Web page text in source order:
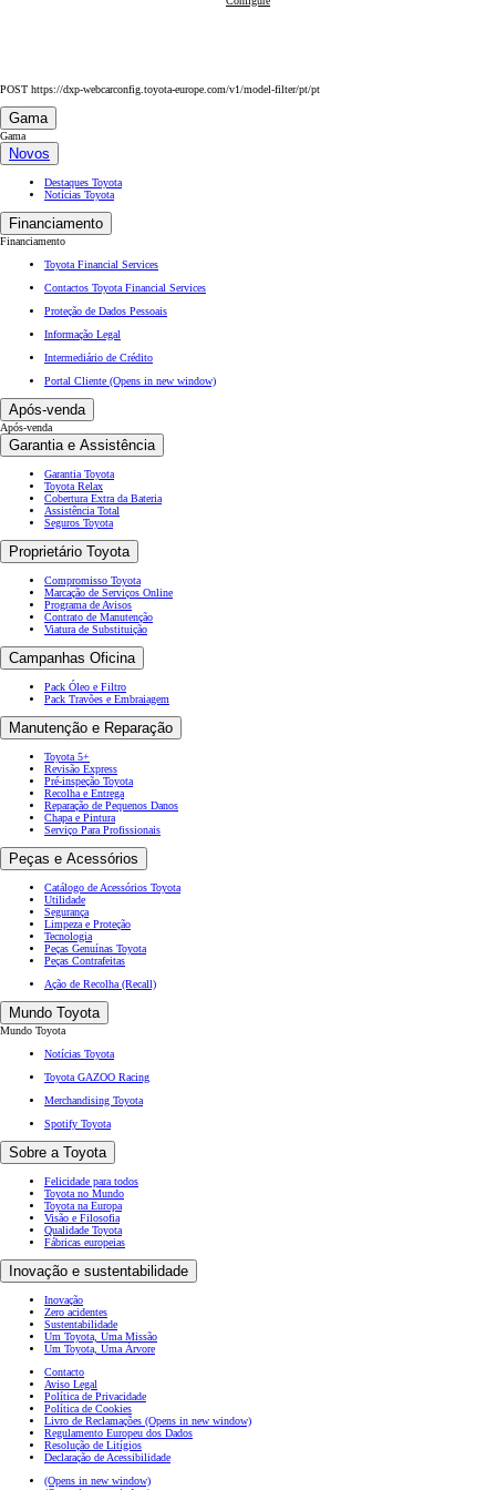
POST https://dxp-webcarconfig.toyota-europe.com/v1/model-filter/pt/pt
Gama
Gama
Novos
Destaques Toyota
Notícias Toyota
Financiamento
Financiamento
Toyota Financial Services
Contactos Toyota Financial Services
Proteção de Dados Pessoais
Informação Legal
Intermediário de Crédito
Portal Cliente (Opens in new window)
Após-venda
Após-venda
Garantia e Assistência
Garantia Toyota
Toyota Relax
Cobertura Extra da Bateria
Assistência Total
Seguros Toyota
Proprietário Toyota
Compromisso Toyota
Marcação de Serviços Online
Programa de Avisos
Contrato de Manutenção
Viatura de Substituição
Campanhas Oficina
Pack Óleo e Filtro
Pack Travões e Embraiagem
Manutenção e Reparação
Toyota 5+
Revisão Express
Pré-inspeção Toyota
Recolha e Entrega
Reparação de Pequenos Danos
Chapa e Pintura
Serviço Para Profissionais
Peças e Acessórios
Catálogo de Acessórios Toyota
Utilidade
Segurança
Limpeza e Proteção
Tecnologia
Peças Genuínas Toyota
Peças Contrafeitas
Ação de Recolha (Recall)
Mundo Toyota
Mundo Toyota
Notícias Toyota
Toyota GAZOO Racing
Merchandising Toyota
Spotify Toyota
Sobre a Toyota
Felicidade para todos
Toyota no Mundo
Toyota na Europa
Visão e Filosofia
Qualidade Toyota
Fábricas europeias
Inovação e sustentabilidade
Inovação
Zero acidentes
Sustentabilidade
Um Toyota, Uma Missão
Um Toyota, Uma Árvore
Contacto
Aviso Legal
Política de Privacidade
Política de Cookies
Livro de Reclamações (Opens in new window)
Regulamento Europeu dos Dados
Resolução de Litígios
Declaração de Acessibilidade
(Opens in new window)